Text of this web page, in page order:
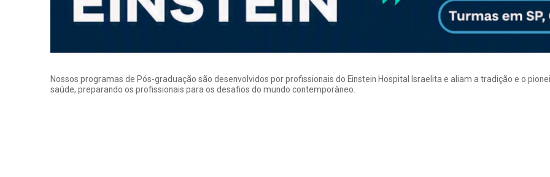
Nossos programas de Pós-graduação são desenvolvidos por profissionais do Einstein Hospital Israelita e aliam a tradição e o
saúde, preparando os profissionais para os desafios do mundo contemporâneo.